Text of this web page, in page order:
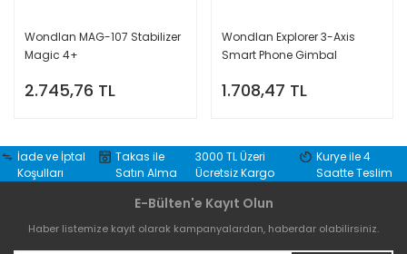
Wondlan MAG-107 Stabilizer
Magic 4+
2.745,76 TL
Wondlan Explorer 3-Axis
Smart Phone Gimbal
1.708,47 TL
İade ve İptal
Koşulları
Takas ile
Satın Alma
3000 TL Üzeri
Ücretsiz Kargo
Kurye ile 4
Saatte Teslim
E-Bülten'e Kayıt Olun
Haber listemize kayıt olarak kampanyalardan, haberdar olabilirsiniz.